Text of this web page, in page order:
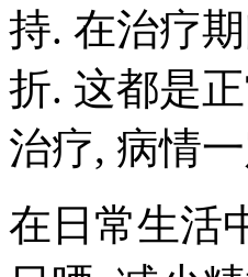
持. 在治疗
折. 这都是
治疗, 病情
在日常生活